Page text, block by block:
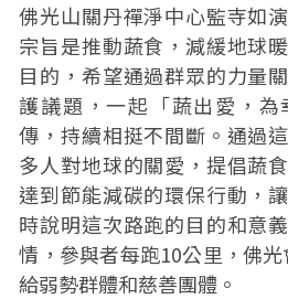
佛光山關丹禪淨中心監寺如
宗旨是推動蔬食，減緩地球
目的，希望通過群眾的力量
護議題，一起「蔬出愛，
傳，持續相挺不間斷。通過
多人對地球的關愛，提倡蔬
達到節能減碳的環保行動，
時說明這次路跑的目的和意
情，參與者每跑10公里，佛
給弱勢群體和慈善團體。